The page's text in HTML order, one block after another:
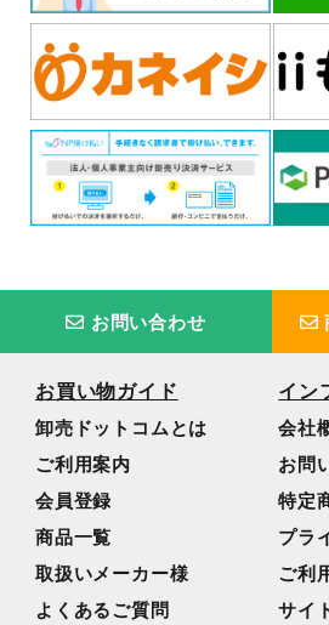
お問い合わせ
お買い物ガイド
卸売ドットコムとは
ご利用案内
会員登録
商品一覧
取扱いメーカー様
よくあるご質問
イン
会社
お問
特定
プラ
ご利
サイ